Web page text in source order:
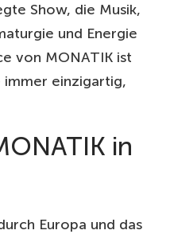
Show, die Musik,
und Energie
von MONATIK ist
immer einzigartig,
in
Europa und das